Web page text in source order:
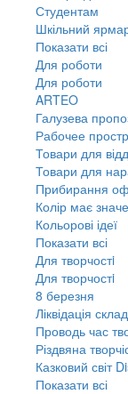
Студентам
Шкільний
Показати всі
Для роботи
Для роботи
ARTEO
Галузева
Рабочее
Товари для
Товари для
Прибирання
Колір має
Кольорові ідеї
Показати всі
Для творчостi
Для творчостi
8 березня
Ліквідація
Проводь час
Різдвяна
Казковий світ
Показати всі